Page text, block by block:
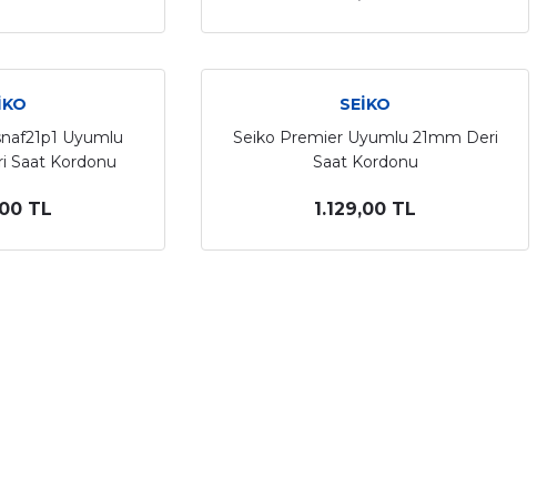
Uyumlu
Saat Kordonu
TL
SEİKO
Seiko Premier Uyumlu 21mm Deri
Saat Kordonu
1.129,00 TL